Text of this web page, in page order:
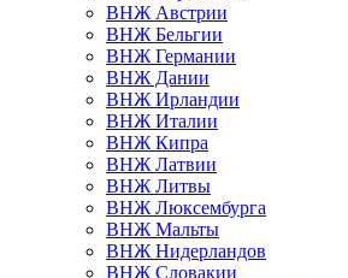
ВНЖ Австрии
ВНЖ Бельгии
ВНЖ Германии
ВНЖ Дании
ВНЖ Ирландии
ВНЖ Италии
ВНЖ Кипра
ВНЖ Латвии
ВНЖ Литвы
ВНЖ Люксембурга
ВНЖ Мальты
ВНЖ Нидерландов
ВНЖ Словакии